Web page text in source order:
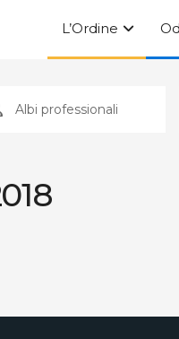
L’Ordine
Albi professionali